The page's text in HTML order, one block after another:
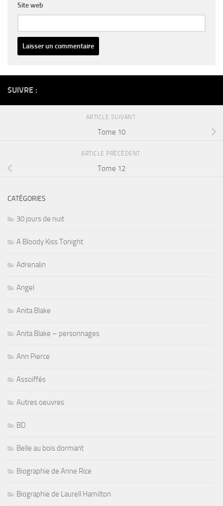
Site web
SUIVRE :
ARTICLE SUIVANT
Tome 10
ARTICLE PRÉCÉDENT
Tome 12
CATÉGORIES
30 jours de nuit
A Bloody Kiss Tonight
Adrenalin
Angel
Anita Blake
Anita Blake – personnages
Ann Pierce
Assoiffés
Autres oeuvres
BD
Belle au bois dormant
Biographie de Anne Rice
Biographie de Laurell Hamilton